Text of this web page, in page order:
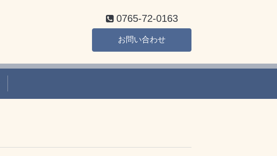
0765-72-0163
お問い合わせ